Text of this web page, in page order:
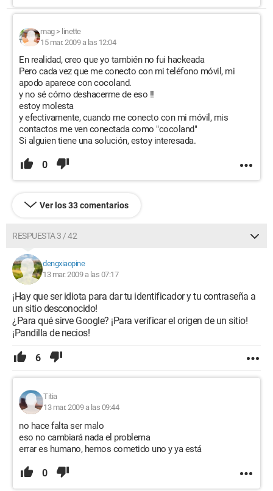
mag> linette
15 mar. 2009 a las 12:04
En realidad, creo que yo también no fui hackeada
Pero cada vez que me conecto con mi teléfono móvil, mi
apodo aparece con cocoland.
y no sé cómo deshacerme de eso !!
estoy molesta
y efectivamente, cuando me conecto con mi móvil, mis
contactos me ven conectada como "cocoland"
Si alguien tiene una solución, estoy interesada.
0
Ver los 33 comentarios
RESPUESTA 3 / 42
dengxiaopine
13 mar. 2009 a las 07:17
¡Hay que ser idiota para dar tu identificador y tu contraseña a
un sitio desconocido!
¿Para qué sirve Google? ¡Para verificar el origen de un sitio!
¡Pandilla de necios!
6
Titia
13 mar. 2009 a las 09:44
no hace falta ser malo
eso no cambiará nada el problema
errar es humano, hemos cometido uno y ya está
0